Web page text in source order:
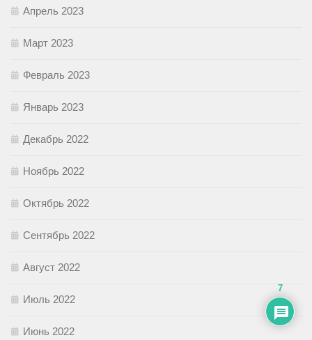
Апрель 2023
Март 2023
Февраль 2023
Январь 2023
Декабрь 2022
Ноябрь 2022
Октябрь 2022
Сентябрь 2022
Август 2022
Июль 2022
Июнь 2022
7